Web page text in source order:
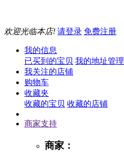
欢迎光临本店! 请登录 免费注册
我的信息
已买到的宝贝 我的地址管理
我关注的店铺
购物车
收藏夹
收藏的宝贝 收藏的店铺
商家支持
商家：